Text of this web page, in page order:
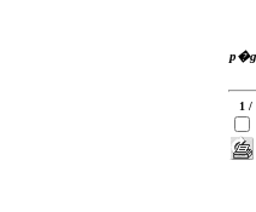
1 /